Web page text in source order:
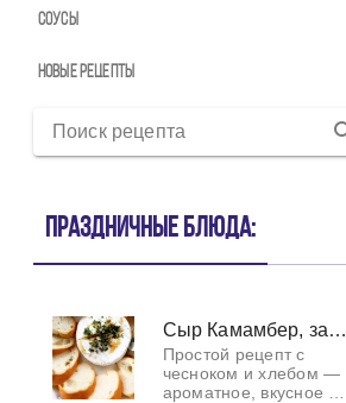
Соусы
Новые рецепты
Поиск рецепта
Праздничные блюда:
Сыр Камамбер, запеченный в духовке с чесноком и хлебом
Простой рецепт с
чесноком и хлебом —
ароматное, вкусное и